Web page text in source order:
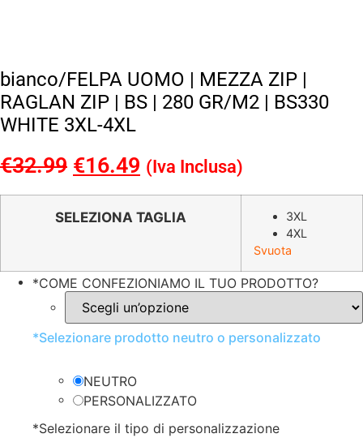
bianco/FELPA UOMO | MEZZA ZIP |
RAGLAN ZIP | BS | 280 GR/M2 | BS330
WHITE 3XL-4XL
€32.99 Il
prezzo
originale
€32.99.
€16.49 Il
prezzo
attuale
€16.49.
(Iva Inclusa)
SELEZIONA TAGLIA
3XL
4XL
Svuota
*COME CONFEZIONIAMO IL TUO PRODOTTO?
*Selezionare prodotto neutro o personalizzato
NEUTRO
PERSONALIZZATO
*Selezionare il tipo di personalizzazione